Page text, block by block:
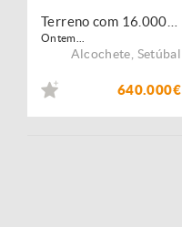
Ontem...
Alcochete Setúbal
640.000€